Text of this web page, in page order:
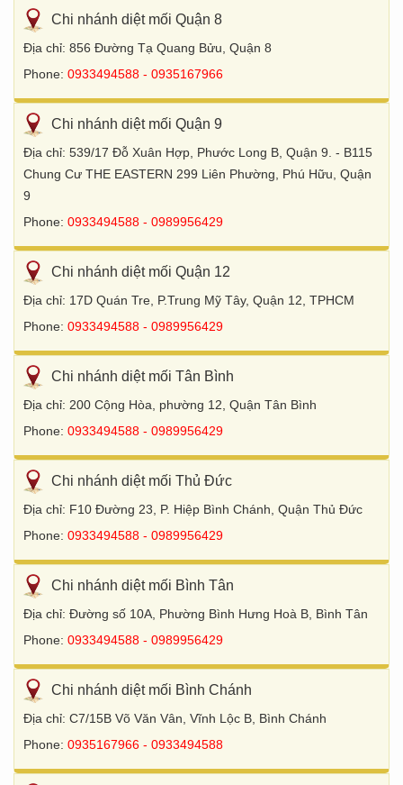
Chi nhánh diệt mối Quận 8
Địa chỉ: 856 Đường Tạ Quang Bửu, Quận 8
Phone: 0933494588 - 0935167966
Chi nhánh diệt mối Quận 9
Địa chỉ: 539/17 Đỗ Xuân Hợp, Phước Long B, Quận 9. - B115
Chung Cư THE EASTERN 299 Liên Phường, Phú Hữu, Quận
9
Phone: 0933494588 - 0989956429
Chi nhánh diệt mối Quận 12
Địa chỉ: 17D Quán Tre, P.Trung Mỹ Tây, Quận 12, TPHCM
Phone: 0933494588 - 0989956429
Chi nhánh diệt mối Tân Bình
Địa chỉ: 200 Cộng Hòa, phường 12, Quận Tân Bình
Phone: 0933494588 - 0989956429
Chi nhánh diệt mối Thủ Đức
Địa chỉ: F10 Đường 23, P. Hiệp Bình Chánh, Quận Thủ Đức
Phone: 0933494588 - 0989956429
Chi nhánh diệt mối Bình Tân
Địa chỉ: Đường số 10A, Phường Bình Hưng Hoà B, Bình Tân
Phone: 0933494588 - 0989956429
Chi nhánh diệt mối Bình Chánh
Địa chỉ: C7/15B Võ Văn Vân, Vĩnh Lộc B, Bình Chánh
Phone: 0935167966 - 0933494588